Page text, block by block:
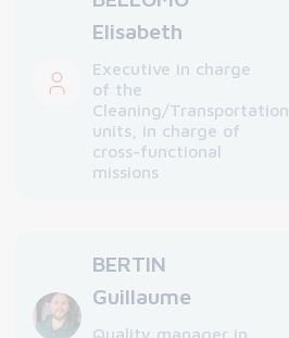
Elisabeth
Executive in charge
of the
Cleaning/Transportation
units, in charge of
cross-functional
missions
BERTIN
Guillaume
Quality manager in